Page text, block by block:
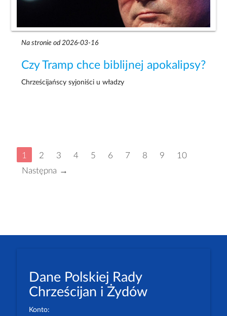
Na stronie od 2026-03-16
Czy Tramp chce biblijnej apokalipsy?
Chrześcijańscy syjoniści u władzy
1 2 3 4 5 6 7 8 9
10
Następna →
Dane Polskiej Rady
Chrześcijan i Żydów
Konto: